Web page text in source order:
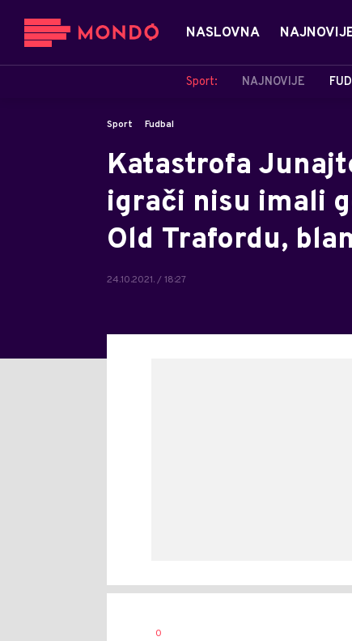
NASLOVNA
Sport: NAJNOVIJE
Sport Fudbal
Katastrofa
igrači nisu imali
Old Trafordu,
24.10.2021. / 18:27
AUTOR
0